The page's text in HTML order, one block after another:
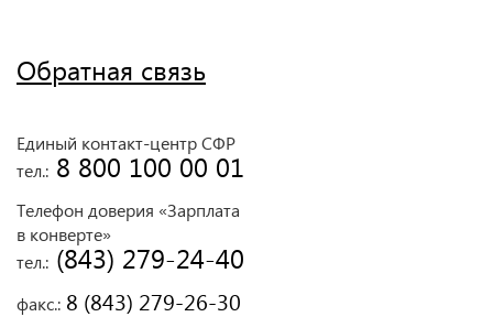
Обратная связь
Единый контакт-центр СФР
тел.: 8 800 100 00 01
Телефон доверия «Зарплата
в конверте»
тел.: (843) 279-24-40
факс.: 8 (843) 279-26-30